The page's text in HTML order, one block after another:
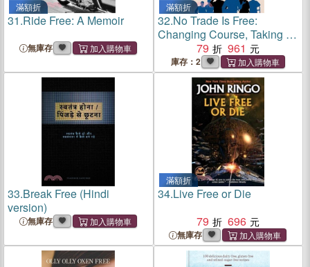
滿額折
31.Ride Free: A Memoir
無庫存
滿額折
32.No Trade Is Free:
Changing Course, Taking on
China, and Helping
America's Workers
79 961
庫存：2
33.Break Free (Hindi
version)
無庫存
滿額折
34.Live Free or Die
79
696
無庫存